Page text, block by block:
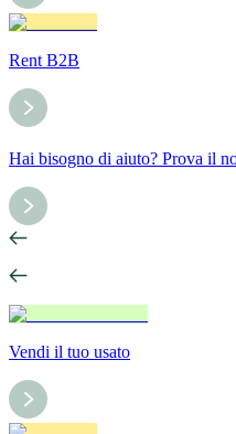
Rent B2B
Hai bisogno di aiuto? Prova il
Vendi il tuo usato